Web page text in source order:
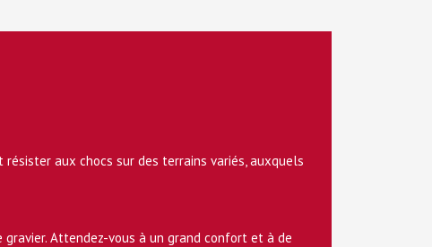
aux chocs sur des terrains variés, auxquels
Attendez-vous à un grand confort et à de